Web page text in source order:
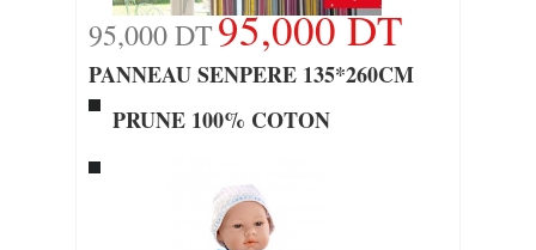
95,000 DT95,000 DT
PANNEAU SENPERE 135*260CM
PRUNE 100% COTON